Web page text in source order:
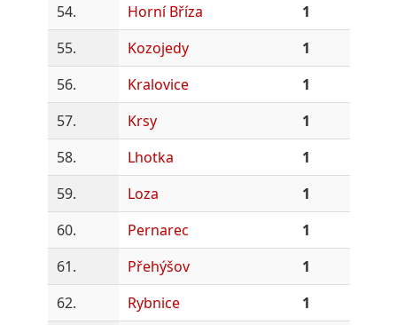
54.
Horní Bříza
1
55.
Kozojedy
1
56.
Kralovice
1
57.
Krsy
1
58.
Lhotka
1
59.
Loza
1
60.
Pernarec
1
61.
Přehýšov
1
62.
Rybnice
1